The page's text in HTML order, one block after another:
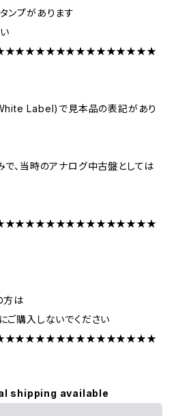
ンプがあります
Label)で見本品の表記があり
で、当時のアナログ中古盤としては
方は
ご購入しないでください
shipping available